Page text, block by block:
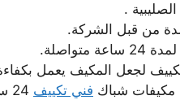
.
من قبل الشركة.
لجعل المكيف يعمل
مكيفات شباك فني تكييف